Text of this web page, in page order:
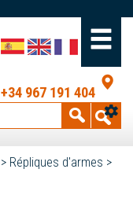
+34 967 191 404
> Répliques d'armes >